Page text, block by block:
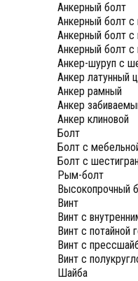
Анкерный болт
Анкерный болт с
Анкерный болт с
Анкерный болт
Анкер-шуруп с
Анкер латунный
Анкер рамный
Анкер
Анкер клиновой
Болт
Болт с
Болт с
Рым-болт
Высокопрочный
Винт
Винт с
Винт с потайной
Винт с
Винт с
Шайба